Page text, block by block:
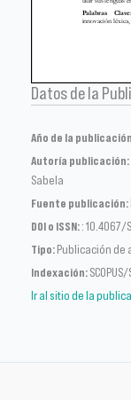
Datos de la
Año de la
Autoría publicación:
Sabela
Fuente publicación:
DOI o ISSN:: 10.4067/
Tipo:Publicación de
Indexación:
Ir al sitio de la